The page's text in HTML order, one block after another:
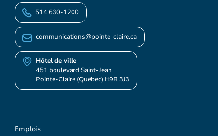
Emplois
514 630-1200
communications@pointe-claire.ca
Hôtel de ville
451 boulevard Saint-Jean
Pointe-Claire (Québec) H9R 3J3